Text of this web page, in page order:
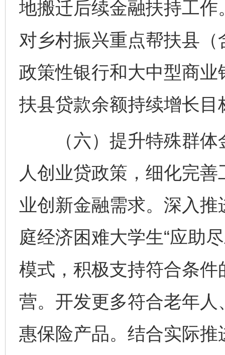
地搬迁后续金融扶持工
对乡村振兴重点帮扶县
政策性银行和大中型商
扶县贷款余额持续增长目
（六）提升特殊群体
人创业贷政策，细化完
业创新金融需求。深入
庭经济困难大学生“应助
模式，积极支持符合条
营。开发更多符合老年
惠保险产品。结合实际